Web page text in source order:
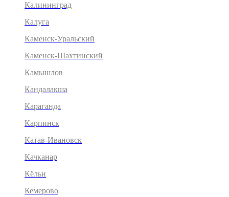
Калининград
Калуга
Каменск-Уральский
Каменск-Шахтинский
Камышлов
Кандалакша
Караганда
Карпинск
Катав-Ивановск
Качканар
Кёльн
Кемерово